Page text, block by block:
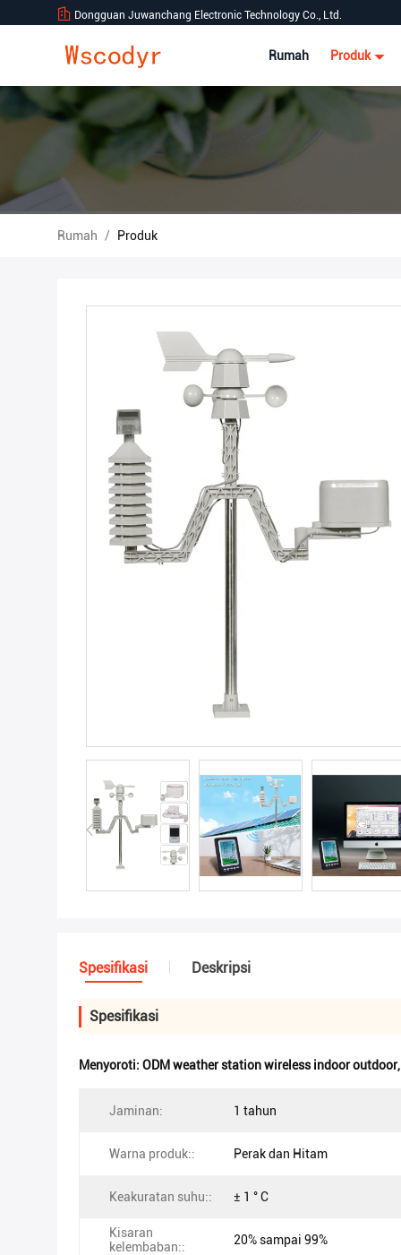
Dongguan Juwanchang Electronic Technology Co., Ltd.
Rumah Produk
Rumah / Produk
Spesifikasi Deskripsi
Spesifikasi
Menyoroti: ODM weather station wireless indoor outdoor,
Jaminan: 1 tahun
Warna produk:: Perak dan Hitam
Keakuratan suhu:: ± 1 ° C
Kisaran
kelembaban::
20% sampai 99%